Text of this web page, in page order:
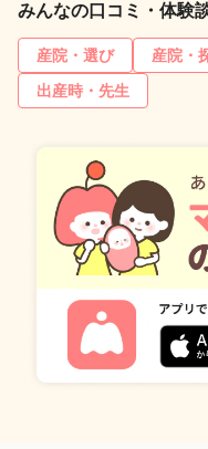
みんなの口コミ・体験
産院・選び 産院・
出産時・先生